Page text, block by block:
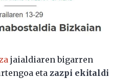
jaialdiaren bigarren
eta zazpi ekitaldi